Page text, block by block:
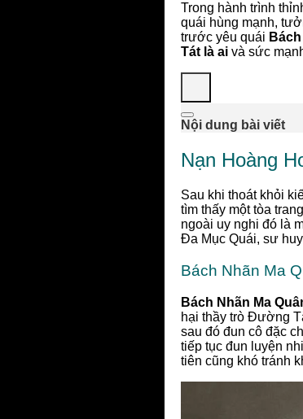
Trong hành trình
quái hùng mạnh,
trước yêu quái
Tát là ai và sức
Nội dung bài viết
Nạn Hoàng
Sau khi thoát khỏi
tìm thấy một tòa
ngoài uy nghi đó là
Đa Mục Quái, sư
Bách Nhãn Ma
Bách Nhãn Ma
hại thầy trò Đường
sau đó đun cô đặc
tiếp tục đun luyện
tiên cũng khó tránh